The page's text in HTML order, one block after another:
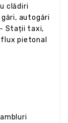
clădiri
autogări
Stații taxi,
pietonal